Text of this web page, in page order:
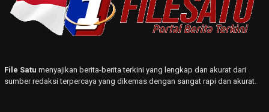
File Satu menyajikan berita-berita terkini yang lengkap dan akurat dari
sumber redaksi terpercaya yang dikemas dengan sangat rapi dan akurat.